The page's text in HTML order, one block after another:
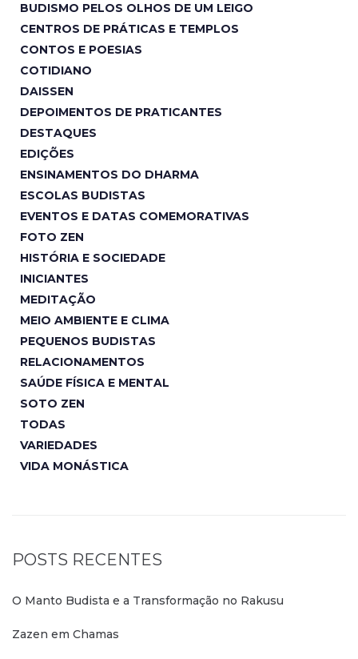
BUDISMO PELOS OLHOS DE UM LEIGO
CENTROS DE PRÁTICAS E TEMPLOS
CONTOS E POESIAS
COTIDIANO
DAISSEN
DEPOIMENTOS DE PRATICANTES
DESTAQUES
EDIÇÕES
ENSINAMENTOS DO DHARMA
ESCOLAS BUDISTAS
EVENTOS E DATAS COMEMORATIVAS
FOTO ZEN
HISTÓRIA E SOCIEDADE
INICIANTES
MEDITAÇÃO
MEIO AMBIENTE E CLIMA
PEQUENOS BUDISTAS
RELACIONAMENTOS
SAÚDE FÍSICA E MENTAL
SOTO ZEN
TODAS
VARIEDADES
VIDA MONÁSTICA
POSTS RECENTES
O Manto Budista e a Transformação no Rakusu
Zazen em Chamas